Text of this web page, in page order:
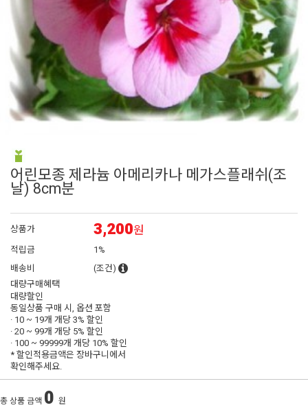
딸기
10 숙근
1 제라늄
어린모종 제라늄 아메리카나 메가스플래쉬(조
날) 8cm분
상품가 3,200원
적립금
1%
배송비
(조건)
대량구매혜택
대량할인
동일상품 구매 시, 옵션 포함
· 10 ~ 19개 개당3% 할인
· 20 ~ 99개 개당 5% 할인
· 100 ~ 99999개 개당 10% 할인
* 할인적용금액은 장바구니에서
확인해주세요.
총 상품 금액 0 원